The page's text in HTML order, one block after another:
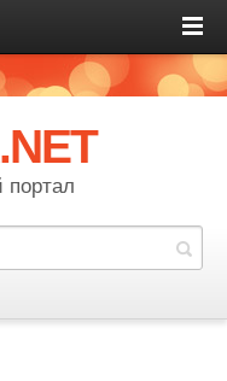
портал